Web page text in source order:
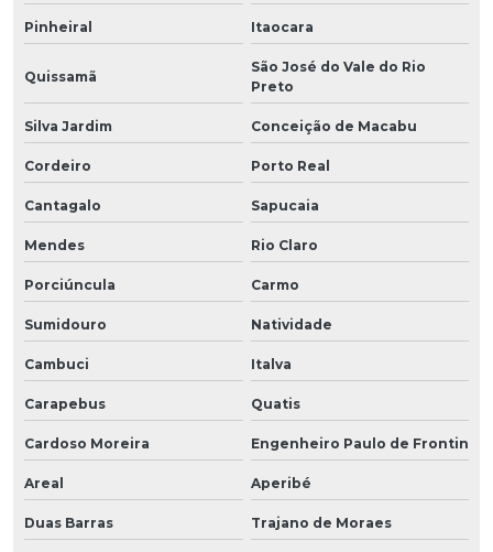
Pinheiral Itaocara
Quissamã
São José do Vale do Rio
Preto
Silva Jardim Conceição de Macabu
Cordeiro Porto Real
Cantagalo Sapucaia
Mendes Rio Claro
Porciúncula Carmo
Sumidouro Natividade
Cambuci Italva
Carapebus Quatis
Cardoso Moreira Engenheiro Paulo de Frontin
Areal Aperibé
Duas Barras Trajano de Moraes